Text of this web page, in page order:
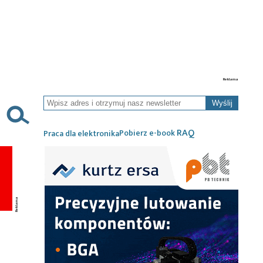
Wyślij
Praca dla elektronikaPobierz e-bookRAQ